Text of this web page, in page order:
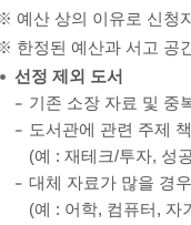
예산 상의 이유로 신청
한정된 예산과 서고 공
선정 제외 도서
기존 소장 자료 및 중
도서관에 관련 주제
(예 : 재테크/투자, 성
대체 자료가 많을 경우
(예 : 어학, 컴퓨터, 자